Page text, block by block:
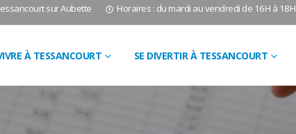
sur Aubette Horaires : du mardi au vendredi de 16H à 18H
À TESSANCOURT SE DIVERTIR À TESSANCOURT